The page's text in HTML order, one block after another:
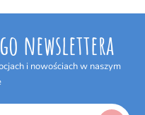
newslettera
i nowościach w naszym